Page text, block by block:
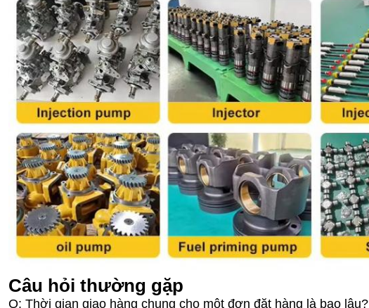
Câu hỏi thường gặp
Q: Thời gian giao hàng chung cho một đơn đặt hàng là bao lâu?